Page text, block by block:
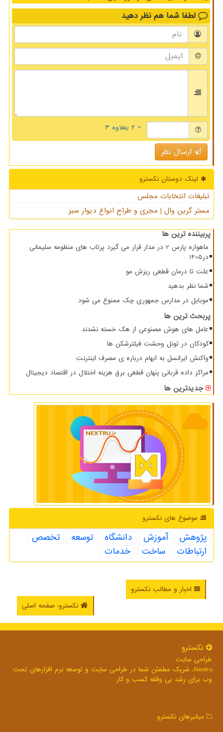
لطفا شما هم نظر دهید
= ۲ بعلاوه ۳
ارسال نظر
لینک دوستان نكسترو
تبلیغات انتخابات مجلس
مستر گرین وال | مجری و طراح انواع دیوار سبز
پربیننده ترین ها
ماهواره پارس 2 در مدار قرار می گیرد پرتاب های منظومه سلیمانی
در1405
علت تا درمان قطعی ریزش مو
شما نظر بدهید
موبایل در مدارس جمهوری چک ممنوع می شود
پربحث ترین ها
عامل های هوش مصنوعی از هک خسته نشدند
کودکان در تونل وحشت فیلترشکن ها
واکنش ایرانسل به ابهام درباره ی مصرف اینترنت
مراکز داده قربانی پنهان قطعی برق هزینه اختلال در اقتصاد دیجیتال
جدیدترین ها
موضوع های نكسترو
پژوهش آموزش دانشگاه توسعه
تخصص
ارتباطات
ساخت خدمات
اخبار و مطالب نکسترو
نکسترو: صفحه اصلی
نكسترو
طراحی سایت
Nextru، شریک مطمئن شما در طراحی سایت و توسعه نرم افزارهای تحت
وب برای رشد بی وقفه کسب و کار
میانبرهای نكسترو